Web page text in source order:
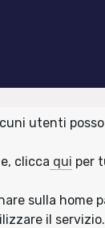
utenti
clicca qui per
sulla home
il servizio.